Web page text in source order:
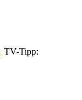
TV-Tipp: